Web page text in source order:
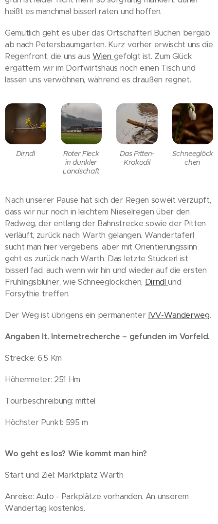
heißt es manchmal bisserl raten und hoffen.
Gemütlich geht es über das Ortschafterl Buchen bergab
ab nach Petersbaumgarten. Kurz vorher erwischt uns die
Regenfront, die uns ausWien gefolgt ist. Zum Glück
ergattern wir im Dorfwirtshaus noch einen Tisch und
lassen uns verwöhnen, während es draußen regnet.
Dirndl
Roter Fleck
in dunkler
Landschaft
Das Pitten-
Krokodil
Schneeglöck
chen
Nach unserer Pause hat sich der Regen soweit verzupft,
dass wir nur noch in leichtem Nieselregen über den
Radweg, der entlang der Bahnstrecke sowie der Pitten
verläuft, zurück nach Warth gelangen. Wandertaferl
sucht man hier vergebens, aber mit Orientierungssinn
geht es zurück nach Warth. Das letzte Stückerl ist
bisserl fad, auch wenn wir hin und wieder auf die ersten
Frühlingsblüher, wie Schneeglöckchen, Dirndlund
Forsythie treffen.
Der Weg ist übrigens ein permanenter IVV-Wanderweg.
Angaben lt. Internetrecherche – gefunden im Vorfeld.
Strecke: 6,5 Km
Höhenmeter: 251 Hm
Tourbeschreibung: mittel
Höchster Punkt: 595 m
Wo geht es los? Wie kommt man hin?
Start und Ziel: Marktplatz Warth
Anreise: Auto - Parkplätze vorhanden. An unserem
Wandertag kostenlos.